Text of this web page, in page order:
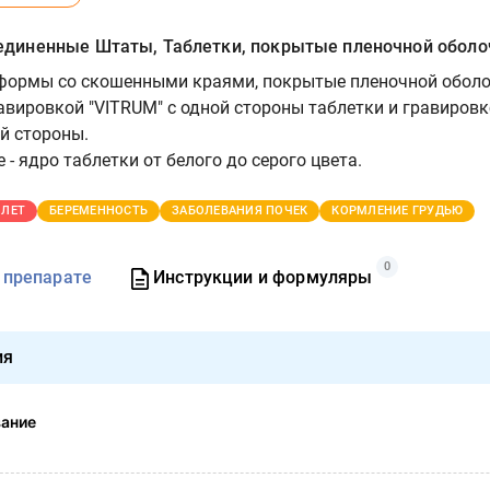
Штаты, Таблетки, покрытые пленочной
со скошенными краями, покрытые пленочной
"VITRUM" с одной стороны таблетки и
стороны.
ядро таблетки от белого до серого цвета.
БЕРЕМЕННОСТЬ ЗАБОЛЕВАНИЯ ПОЧЕК КОРМЛЕНИЕ ГРУДЬЮ
Инструкции и формуляры
0